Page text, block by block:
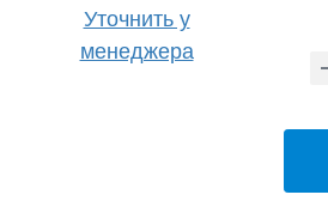
Уточнить у
менеджера